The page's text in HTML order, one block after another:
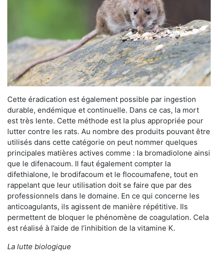
Cette éradication est également possible par ingestion
durable, endémique et continuelle. Dans ce cas, la mort
est très lente. Cette méthode est la plus appropriée pour
lutter contre les rats. Au nombre des produits pouvant être
utilisés dans cette catégorie on peut nommer quelques
principales matières actives comme : la bromadiolone ainsi
que le difenacoum. Il faut également compter la
difethialone, le brodifacoum et le flocoumafene, tout en
rappelant que leur utilisation doit se faire que par des
professionnels dans le domaine. En ce qui concerne les
anticoagulants, ils agissent de manière répétitive. Ils
permettent de bloquer le phénomène de coagulation. Cela
est réalisé à l’aide de l’inhibition de la vitamine K.
La lutte biologique